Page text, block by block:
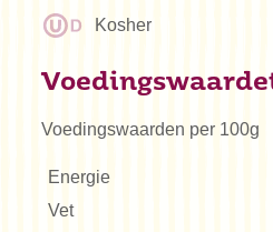
Kosher
Voedingswaarden per 100g
Energie
Vet